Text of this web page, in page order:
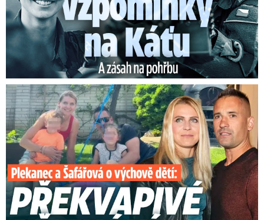
Plekanec a Šafářová o výchově dětí: Překvapivé přiznání